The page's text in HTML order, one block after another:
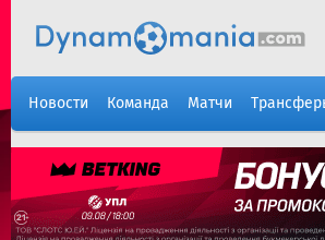
Новости Команда Матчи